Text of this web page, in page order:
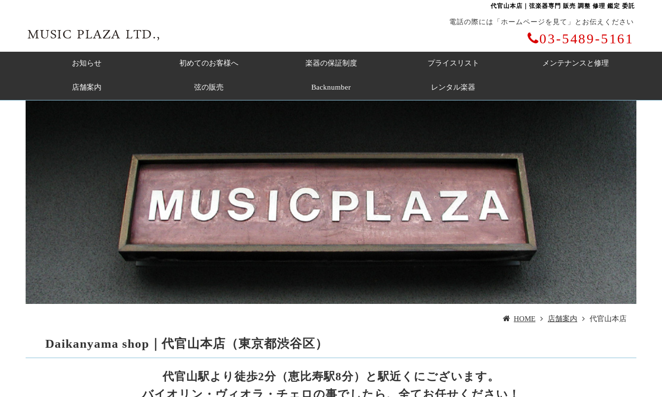
代官山本店｜弦楽器専門 販売 調整 修理 鑑定 委託
電話の際には「ホームページを見て」とお伝えください
03-5489-5161
お知らせ 初めてのお客様へ 楽器の保証制度 プライスリスト メンテナンスと修理
店舗案内 弦の販売 Backnumber レンタル楽器
HOME 店舗案内 代官山本店
Daikanyama shop｜代官山本店（東京都渋谷区）
代官山駅より徒歩2分（恵比寿駅8分）と駅近くにございます。
バイオリン・ヴィオラ・チェロの事でしたら、全てお任せください！